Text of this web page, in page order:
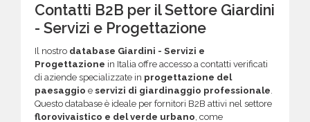
Contatti B2B per il Settore Giardini
- Servizi e Progettazione
Il nostro database Giardini - Servizi e
Progettazione in Italia offre accesso a contatti verificati
di aziende specializzate in progettazione del
paesaggio e servizi di giardinaggio professionale.
Questo database è ideale per fornitori B2B attivi nel settore
florovivaistico e del verde urbano, come